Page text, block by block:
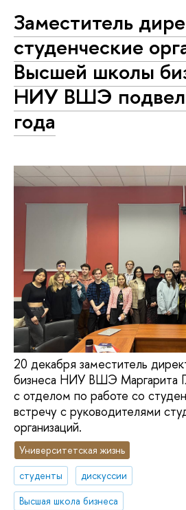
Заместитель
студенческие
Высшей школы
НИУ ВШЭ
года
20 декабря заместитель
бизнеса НИУ ВШЭ Маргарита
с отделом по работе со
встречу с руководителями
организаций.
Университетская жизнь
студенты
дискуссии
Высшая школа бизнеса